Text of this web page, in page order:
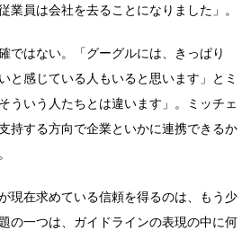
業員は会社を去ることになりました」。
ではない。「グーグルには、きっぱり
と感じている人もいると思います」とミ
ういう人たちとは違います」。ミッチェ
持する方向で企業といかに連携できるか
現在求めている信頼を得るのは、もう少
の一つは、ガイドラインの表現の中に何